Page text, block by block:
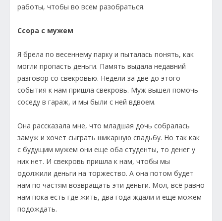
работы, чтобы во всем разобраться.
Ссора с мужем
Я брела по весеннему парку и пыталась понять, как
могли пропасть деньги. Память выдала недавний
разговор со свекровью. Недели за две до этого
события к нам пришла свекровь. Муж вышел помочь
соседу в гараж, и мы были с ней вдвоем.
Она рассказала мне, что младшая дочь собралась
замуж и хочет сыграть шикарную свадьбу. Но так как
с будущим мужем они еще оба студенты, то денег у
них нет. И свекровь пришла к нам, чтобы мы
одолжили деньги на торжество. А она потом будет
нам по частям возвращать эти деньги. Мол, всё равно
нам пока есть где жить, два года ждали и еще можем
подождать.